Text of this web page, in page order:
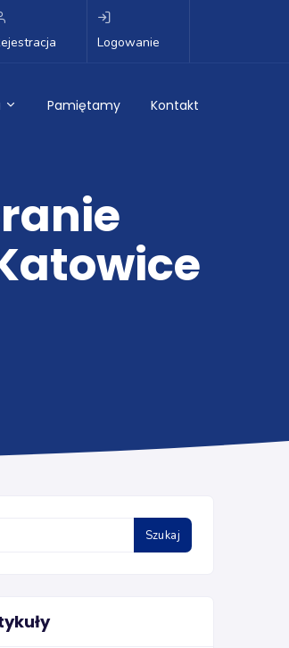
Logowanie
Pamiętamy Kontakt
Szukaj